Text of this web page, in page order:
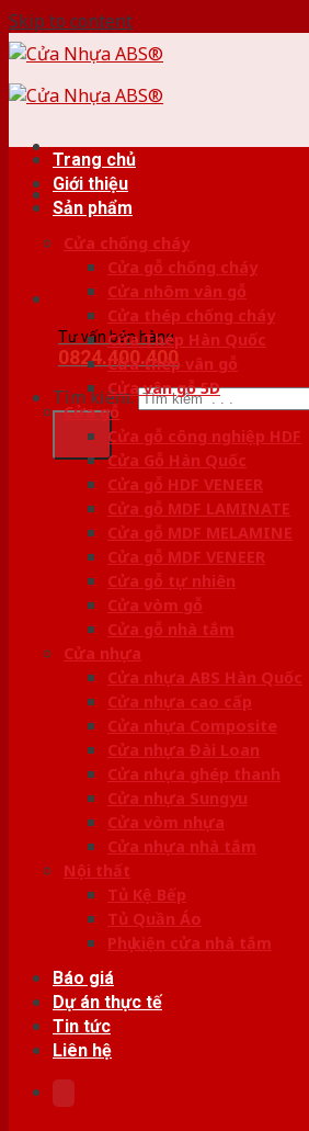
Skip to content
Tư vấn bán hàng
0824.400.400
Tìm kiếm:
Trang chủ
Giới thiệu
Sản phẩm
Cửa chống cháy
Cửa gỗ chống cháy
Cửa nhôm vân gỗ
Cửa thép chống cháy
Cửa Thép Hàn Quốc
Cửa thép vân gỗ
Cửa vân gỗ 5D
Cửa gỗ
Cửa gỗ công nghiệp HDF
Cửa Gỗ Hàn Quốc
Cửa gỗ HDF VENEER
Cửa gỗ MDF LAMINATE
Cửa gỗ MDF MELAMINE
Cửa gỗ MDF VENEER
Cửa gỗ tự nhiên
Cửa vòm gỗ
Cửa gỗ nhà tắm
Cửa nhựa
Cửa nhựa ABS Hàn Quốc
Cửa nhựa cao cấp
Cửa nhựa Composite
Cửa nhựa Đài Loan
Cửa nhựa ghép thanh
Cửa nhựa Sungyu
Cửa vòm nhựa
Cửa nhựa nhà tắm
Nội thất
Tủ Kệ Bếp
Tủ Quần Áo
Phụ kiện cửa nhà tắm
Báo giá
Dự án thực tế
Tin tức
Liên hệ